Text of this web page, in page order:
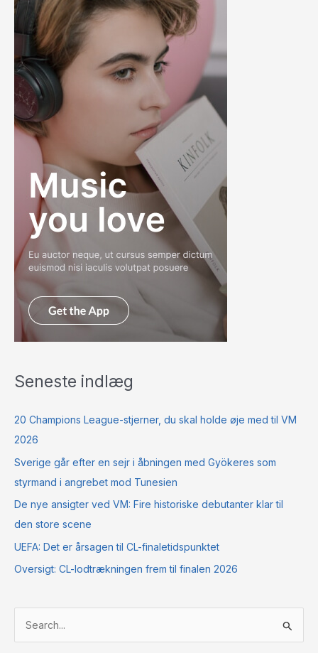
Seneste indlæg
20 Champions League-stjerner, du skal holde øje med til VM
2026
Sverige går efter en sejr i åbningen med Gyökeres som
styrmand i angrebet mod Tunesien
De nye ansigter ved VM: Fire historiske debutanter klar til
den store scene
UEFA: Det er årsagen til CL-finaletidspunktet
Oversigt: CL-lodtrækningen frem til finalen 2026